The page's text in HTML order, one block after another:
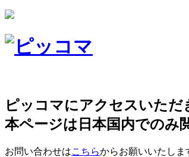
ピッコマにアクセスいただ
本ページは日本国内でのみ
お問い合わせはこちらからお願いいたしま